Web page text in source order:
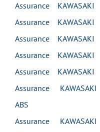
Assurance
Assurance
Assurance KAWASAKI
Assurance KAWASAKI
Assurance KAWASAKI
Assurance
ABS
Assurance